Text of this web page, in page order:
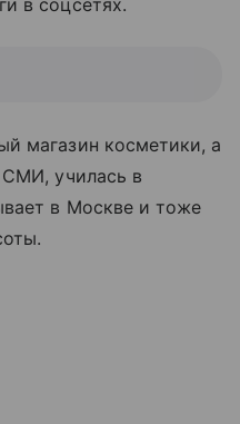
в соцсетях.
магазин косметики, а
СМИ, училась в
в Москве и тоже